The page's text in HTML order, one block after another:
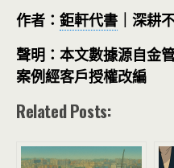
作者： 鉅軒代書 ｜深耕
聲明：本文數據源自金
案例經客戶授權改編
Related Posts: